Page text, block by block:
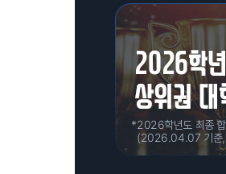
2026학년도 최종
(2026.04.07 기준,